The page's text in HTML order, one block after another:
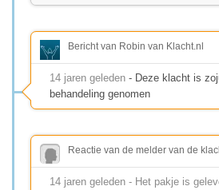
Bericht van Robin van Klacht.nl
14 jaren geleden - Deze klacht is
behandeling genomen
Reactie van de melder van de
14 jaren geleden - Het pakje is